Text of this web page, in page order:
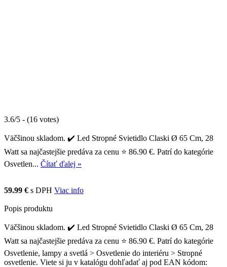
3.6/5 - (16 votes)
Väčšinou skladom. ✔️ Led Stropné Svietidlo Claski Ø 65 Cm, 28
Watt sa najčastejšie predáva za cenu ⭐ 86.90 €. Patrí do kategórie
Osvetlen... Čítať ďalej »
59.99 € s DPH Viac info
Popis produktu
Väčšinou skladom. ✔️ Led Stropné Svietidlo Claski Ø 65 Cm, 28
Watt sa najčastejšie predáva za cenu ⭐ 86.90 €. Patrí do kategórie
Osvetlenie, lampy a svetlá > Osvetlenie do interiéru > Stropné
osvetlenie. Viete si ju v katalógu dohľadať aj pod EAN kódom: